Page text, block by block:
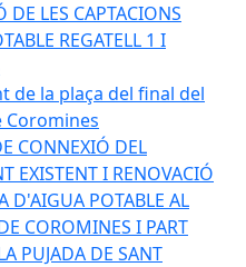
DE LES CAPTACIONS
REGATELL 1 I
de la plaça del final del
CONNEXIÓ DEL
EXISTENT I RENOVACIÓ
D'AIGUA POTABLE AL
COROMINES I PART
PUJADA DE SANT